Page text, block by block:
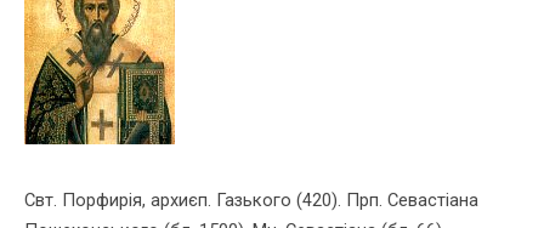
Свт. Порфирія, архиєп. Газь­кого (420). Прп. Севастіана